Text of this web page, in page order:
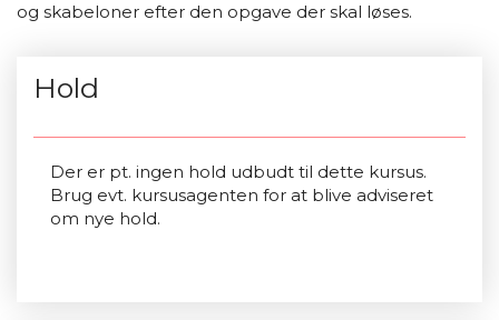
og skabeloner efter den opgave der skal løses.
Hold
Der er pt. ingen hold udbudt til dette kursus.
Brug evt. kursusagenten for at blive adviseret
om nye hold.